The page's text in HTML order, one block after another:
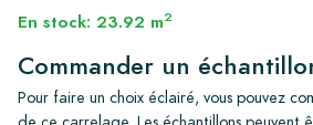
En stock: 23.92 m2
Commander un
Pour faire un choix éclairé, vous pouvez